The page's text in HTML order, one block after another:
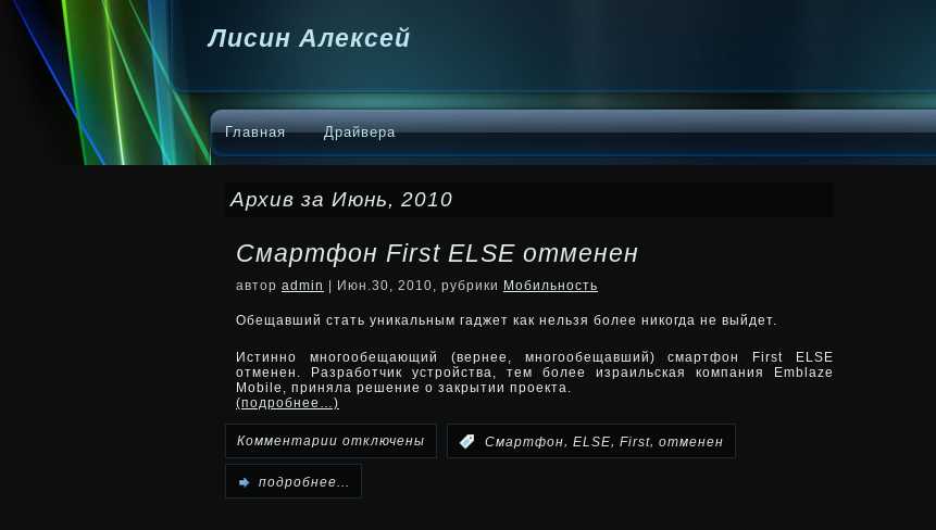
Лисин Алексей
Главная Драйвера
Архив за Июнь, 2010
Cмартфон First ELSE отменен
автор admin | Июн.30, 2010, рубрики Мобильность
Обещавший стать уникальным гаджет как нельзя более никогда не выйдет.
Истинно многообещающий (вернее, многообещавший) смартфон First ELSE
отменен. Разработчик устройства, тем более израильская компания Emblaze
Mobile, приняла решение о закрытии проекта.
(подробнее…)
Комментарии котключены Cмартфон, ELSE, First, отменен
подробнее...